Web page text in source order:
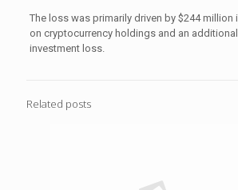
The loss was primarily driven by $244 million
on cryptocurrency holdings and an
investment loss.
Related posts